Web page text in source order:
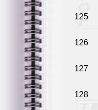
125
126
127
128